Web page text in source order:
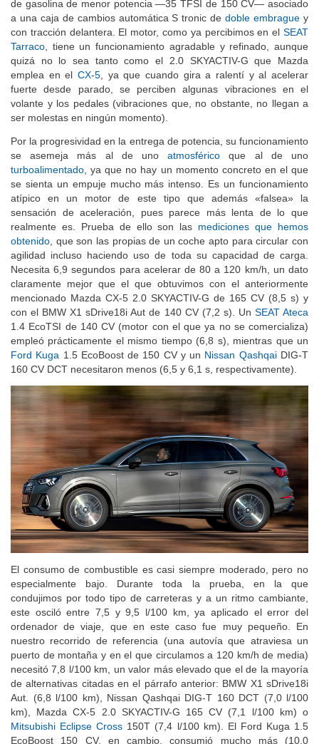
de gasolina de menor potencia —35 TFSI de 150 CV— asociado
a una caja de cambios automática S tronic dedoble embrague y
con tracción delantera. El motor, como ya percibimos en el SEAT
Tarraco , tiene un funcionamiento agradable y refinado, aunque
quizá no lo sea tanto como el 2.0 SKYACTIV-G que Mazda
emplea en el CX-5 , ya que cuando gira a ralentí y al acelerar
fuerte desde parado, se perciben algunas vibraciones en el
volante y los pedales (vibraciones que, no obstante, no llegan a
ser molestas en ningún momento).
Por la progresividad en la entrega de potencia, su funcionamiento
se asemeja más al de unoatmosférico que al de uno
turboalimentado , ya que no hay un momento concreto en el que
se sienta un empuje mucho más intenso. Es un funcionamiento
atípico en un motor de este tipo que además «falsea» la
sensación de aceleración, pues parece más lenta de lo que
realmente es. Prueba de ello son las mediciones que hemos
obtenido , que son las propias de un coche apto para circular con
agilidad incluso haciendo uso de toda su capacidad de carga.
Necesita 6,9 segundos para acelerar de 80 a 120 km/h, un dato
claramente mejor que el que obtuvimos con el anteriormente
mencionado Mazda CX-5 2.0 SKYACTIV-G de 165 CV (8,5 s) y
con el BMW X1 sDrive18i Aut de 140 CV (7,2 s). Un SEAT Ateca
1.4 EcoTSI de 140 CV (motor con el que ya no se comercializa)
empleó prácticamente el mismo tiempo (6,8 s), mientras que un
Ford Kuga 1.5 EcoBoost de 150 CV y un Nissan QashqaiDIG-T
160 CV DCT necesitaron menos (6,5 y 6,1 s, respectivamente).
El consumo de combustible es casi siempre moderado, pero no
especialmente bajo. Durante toda la prueba, en la que
condujimos por todo tipo de carreteras y a un ritmo cambiante,
este osciló entre 7,5 y 9,5 l/100 km, ya aplicado el error del
ordenador de viaje, que en este caso fue muy pequeño. En
nuestro recorrido de referencia (una autovía que atraviesa un
puerto de montaña y en el que circulamos a 120 km/h de media)
necesitó 7,8 l/100 km, un valor más elevado que el de la mayoría
de alternativas citadas en el párrafo anterior: BMW X1 sDrive18i
Aut. (6,8 l/100 km), Nissan Qashqai DIG-T 160 DCT (7,0 l/100
km), Mazda CX-5 2.0 SKYACTIV-G 165 CV (7,1 l/100 km) o
Mitsubishi Eclipse Cross 150T (7,4 l/100 km). El Ford Kuga 1.5
EcoBoost 150 CV, en cambio, consumió mucho más (10,0